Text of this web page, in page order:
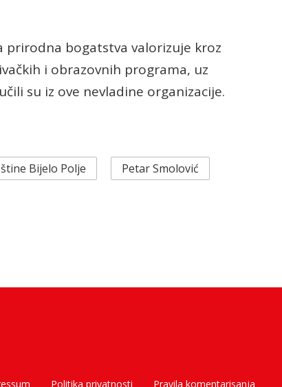
prirodna bogatstva valorizuje kroz
i obrazovnih programa, uz
su iz ove nevladine organizacije.
Bijelo Polje
Petar Smolović
Politika privatnosti Pravila komentarisanja